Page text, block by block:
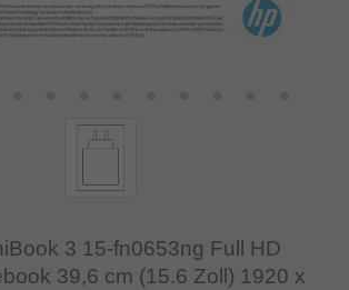
3 15-fn0653ng Full HD
39,6 cm (15.6 Zoll) 1920 x